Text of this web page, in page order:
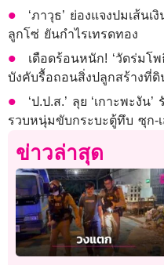
‘ภาวุธ’ ย่องแจงปมเส้น
ลูกโซ่ ยันกำไรเทรดทอง
เดือดร้อนหนัก! ‘วัดร่มโ
บังคับรื้อถอนสิ่งปลูกสร้างที่
‘ป.ป.ส.’ ลุย ‘เกาะพะงัน
รวบหนุ่มขับกระบะตู้ทึบ ซุก-เ
ข่าวล่าสุด